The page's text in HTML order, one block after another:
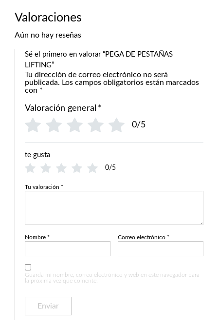
Valoraciones
Aún no hay reseñas
Sé el primero en valorar “PEGA DE PESTAÑAS
LIFTING”
Tu dirección de correo electrónico no será
publicada. Los campos obligatorios están marcados
con *
Valoración general *
0/5
te gusta
0/5
Tu valoración *
Nombre * Correo electrónico *
Guarda mi nombre, correo electrónico y web en este navegador para
la próxima vez que comente.